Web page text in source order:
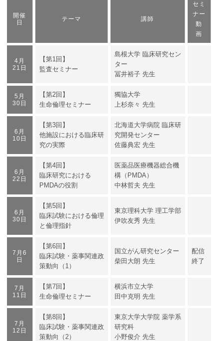
開催
日
テーマ 講師
セミ
ナー
動
画
4月
21日
【第1回】
監査セミナー
島根大学 臨床研究セン
ター
冨井裕子 先生
5月
30日
【第2回】
生命倫理セミナー
獨協大学
上杉奈々 先生
6月
10日
【第3回】
他施設における臨床研
究の実際
北海道大学病院 臨床研
究開発センター
佐藤典宏 先生
6月
22日
【第4回】
臨床研究における
PMDAの役割
医薬品医療機器総合機
構（PMDA）
中林哲夫 先生
6月
30日
【第5回】
臨床試験における倫理
と倫理指針
東京理科大学 理工学部
伊吹友秀 先生
7月6
日
【第6回】
臨床試験・薬事関連政
策動向（1）
国立がん研究センター
柴田大朗 先生
配信
終了
7月
11日
【第7回】
生命倫理セミナー
横浜市立大学
田中克明 先生
7月
12日
【第8回】
臨床試験・薬事関連政
策動向（2）
東京大学大学院 薬学系
研究科
小野俊介 先生